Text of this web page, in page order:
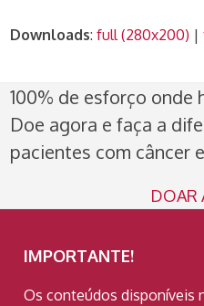
Downloads:full (280x200) |
100% de esforço onde
Doe agora e faça a
pacientes com câncer
DOAR
IMPORTANTE!
Os conteúdos disponíveis